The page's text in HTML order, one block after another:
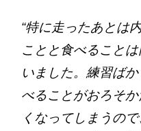
“特に走ったあとは
ことと食べること
いました。練習ば
べることがおろそ
くなってしまうの